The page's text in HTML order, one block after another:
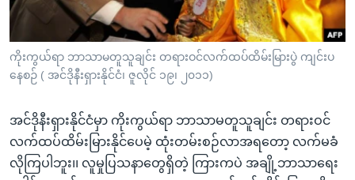
သို့
ကျော်
ကြည့်
ရန်
ရန်
နေရာ
သို့
ဗွီအိုအေ လူမှုကွန်ယက်များ
ကိုးကွယ်ရာ ဘာသာမတူသူချင်း တရားဝင်လက်ထပ်ထိမ်းမြားပွဲ ကျင်းပ
နေစဉ် ( အင်ဒိုနီးရှားနိုင်ငံ၊ ဇူလိုင် ၁၉၊ ၂၀၁၁)
အင်ဒိုနီးရှားနိုင်ငံမှာ ကိုးကွယ်ရာ ဘာသာမတူသူချင်း တရားဝင်
လက်ထပ်ထိမ်းမြားနိုင်ပေမဲ့ ထုံးတမ်းစဉ်လာအရတော့ လက်မခံ
လိုကြပါဘူး၊၊ လူမှုပြသနာတွေရှိတဲ့ ကြားကပဲ အချို့ဘာသာရေး